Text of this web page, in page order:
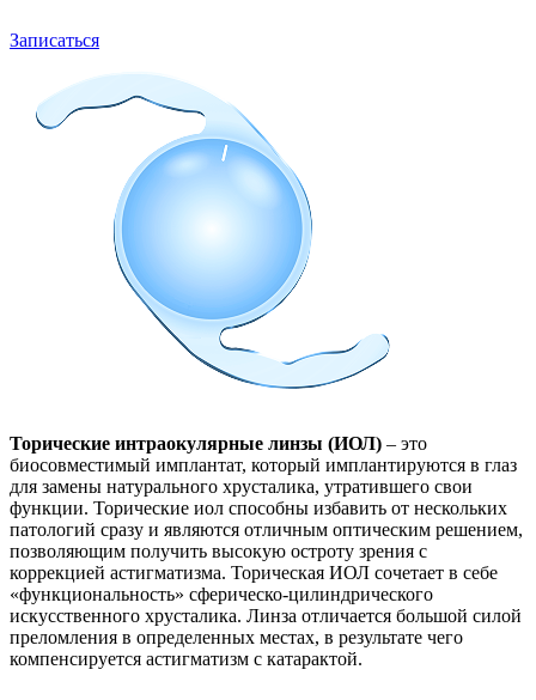
Записаться
Торические интраокулярные линзы (ИОЛ) – это
биосовместимый имплантат, который имплантируются в глаз
для замены натурального хрусталика, утратившего свои
функции. Торические иол способны избавить от нескольких
патологий сразу и являются отличным оптическим решением,
позволяющим получить высокую остроту зрения с
коррекцией астигматизма. Торическая ИОЛ сочетает в себе
«функциональность» сферическо-цилиндрического
искусственного хрусталика. Линза отличается большой силой
преломления в определенных местах, в результате чего
компенсируется астигматизм с катарактой.